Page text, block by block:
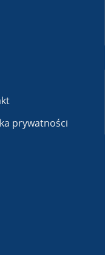
prywatności